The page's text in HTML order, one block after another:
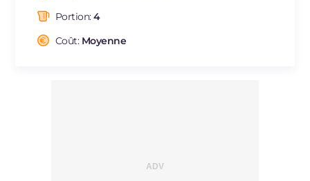
Fibre
Sodium
Portion:4
Coût: Moyenne